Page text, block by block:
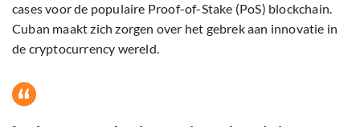
cases voor de populaire Proof-of-Stake (PoS) blockchain.
Cuban maakt zich zorgen over het gebrek aan innovatie in
de cryptocurrency wereld.